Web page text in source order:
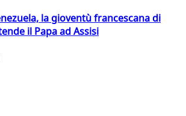
la gioventù francescana di
il Papa ad Assisi